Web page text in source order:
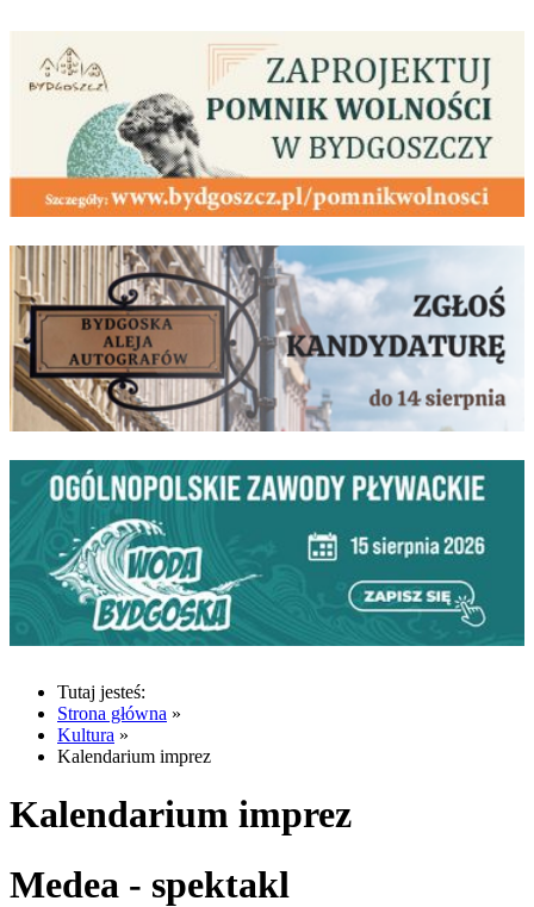
Tutaj jesteś:
Strona główna »
Kultura »
Kalendarium imprez
Kalendarium imprez
Medea - spektakl